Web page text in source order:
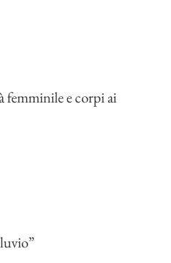
femminile e corpi ai